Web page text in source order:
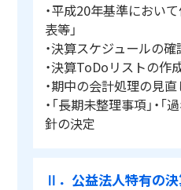
・平成20年基準におい
表等」
・決算スケジュールの確
・決算ToDoリストの作
・期中の会計処理の見直
・「長期未整理事項」・
針の決定
Ⅱ．公益法人特有の